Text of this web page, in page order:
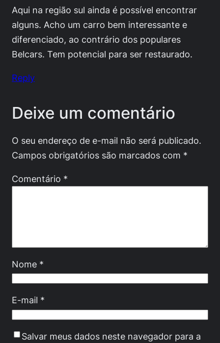
Aqui na região sul ainda é possível encontrar
alguns. Acho um carro bem interessante e
diferenciado, ao contrário dos populares
Belcars. Tem potencial para ser restaurado.
Reply
Deixe um comentário
O seu endereço de e-mail não será publicado.
Campos obrigatórios são marcados com *
Comentário *
Nome *
E-mail *
Salvar meus dados neste navegador para a